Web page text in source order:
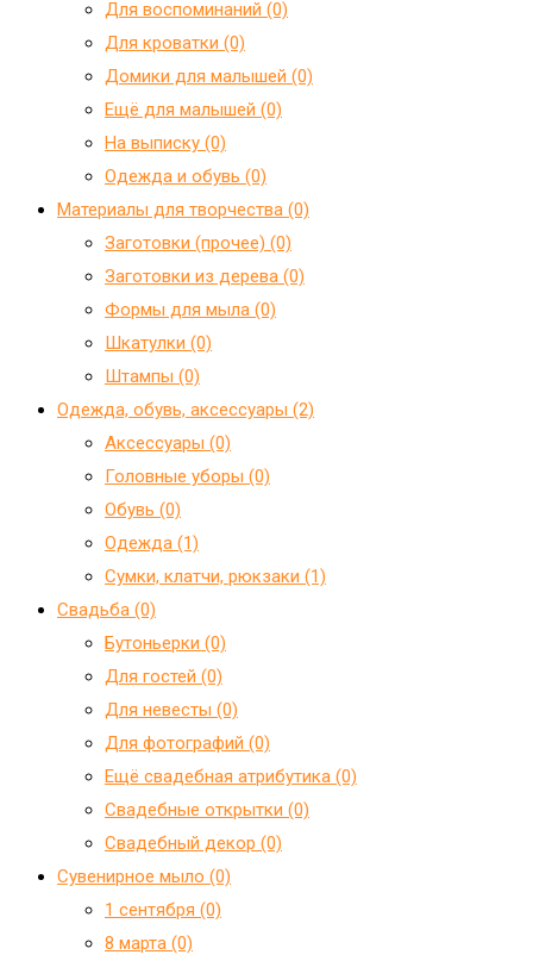
Для воспоминаний (0)
Для кроватки (0)
Домики для малышей (0)
Ещё для малышей (0)
На выписку (0)
Одежда и обувь (0)
Материалы для творчества (0)
Заготовки (прочее) (0)
Заготовки из дерева (0)
Формы для мыла (0)
Шкатулки (0)
Штампы (0)
Одежда, обувь, аксессуары (2)
Аксессуары (0)
Головные уборы (0)
Обувь (0)
Одежда (1)
Сумки, клатчи, рюкзаки (1)
Свадьба (0)
Бутоньерки (0)
Для гостей (0)
Для невесты (0)
Для фотографий (0)
Ещё свадебная атрибутика (0)
Свадебные открытки (0)
Свадебный декор (0)
Сувенирное мыло (0)
1 сентября (0)
8 марта (0)